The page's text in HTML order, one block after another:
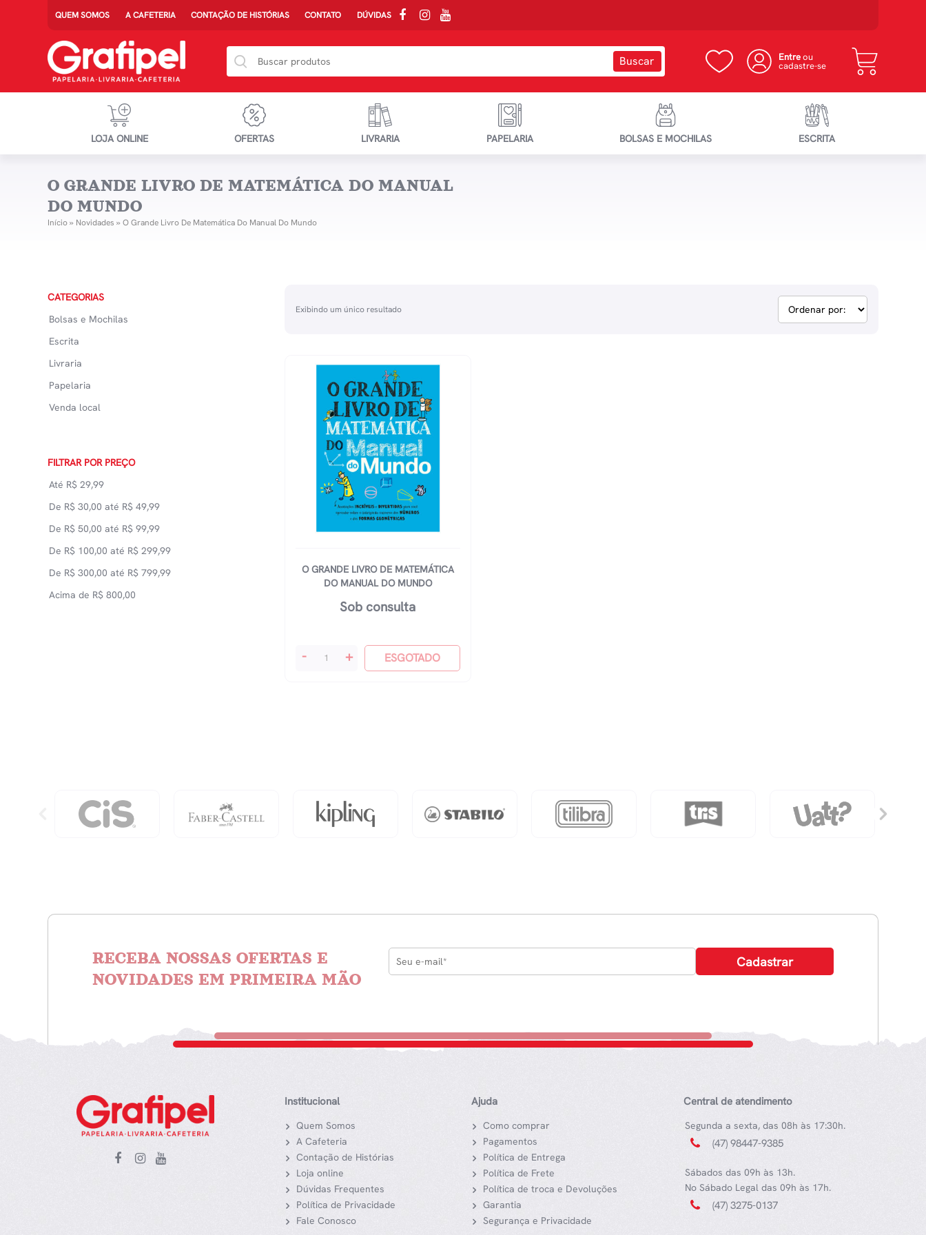
QUEM SOMOS A CAFETERIA CONTAÇÃO DE HISTÓRIAS CONTATO DÚVIDAS
Entreou
cadastre-se
LOJA ONLINE OFERTAS LIVRARIA PAPELARIA BOLSAS E MOCHILAS ESCRITA
O GRANDE LIVRO DE MATEMÁTICA DO MANUAL
DO MUNDO
Início» Novidades » O Grande Livro De Matemática Do Manual Do Mundo
CATEGORIAS
Bolsas e Mochilas
Escrita
Livraria
Papelaria
Venda local
FILTRAR POR PREÇO
Até R$ 29,99
De R$ 30,00 até R$ 49,99
De R$ 50,00 até R$ 99,99
De R$ 100,00 até R$ 299,99
De R$ 300,00 até R$ 799,99
Acima de R$ 800,00
Exibindo um único resultado
O GRANDE LIVRO DE MATEMÁTICA
DO MANUAL DO MUNDO
Sob consulta
O
quantidade
- + ESGOTADO
RECEBA NOSSAS OFERTAS E
NOVIDADES EM PRIMEIRA MÃO
Institucional
Quem Somos
A Cafeteria
Contação de Histórias
Loja online
Dúvidas Frequentes
Política de Privacidade
Fale Conosco
Ajuda
Como comprar
Pagamentos
Política de Entrega
Política de Frete
Política de troca e Devoluções
Garantia
Segurança e Privacidade
Central de atendimento
Segunda a sexta, das 08h às 17:30h.
(47) 98447-9385
Sábados das 09h às 13h.
No Sábado Legal das 09h às 17h.
(47) 3275-0137